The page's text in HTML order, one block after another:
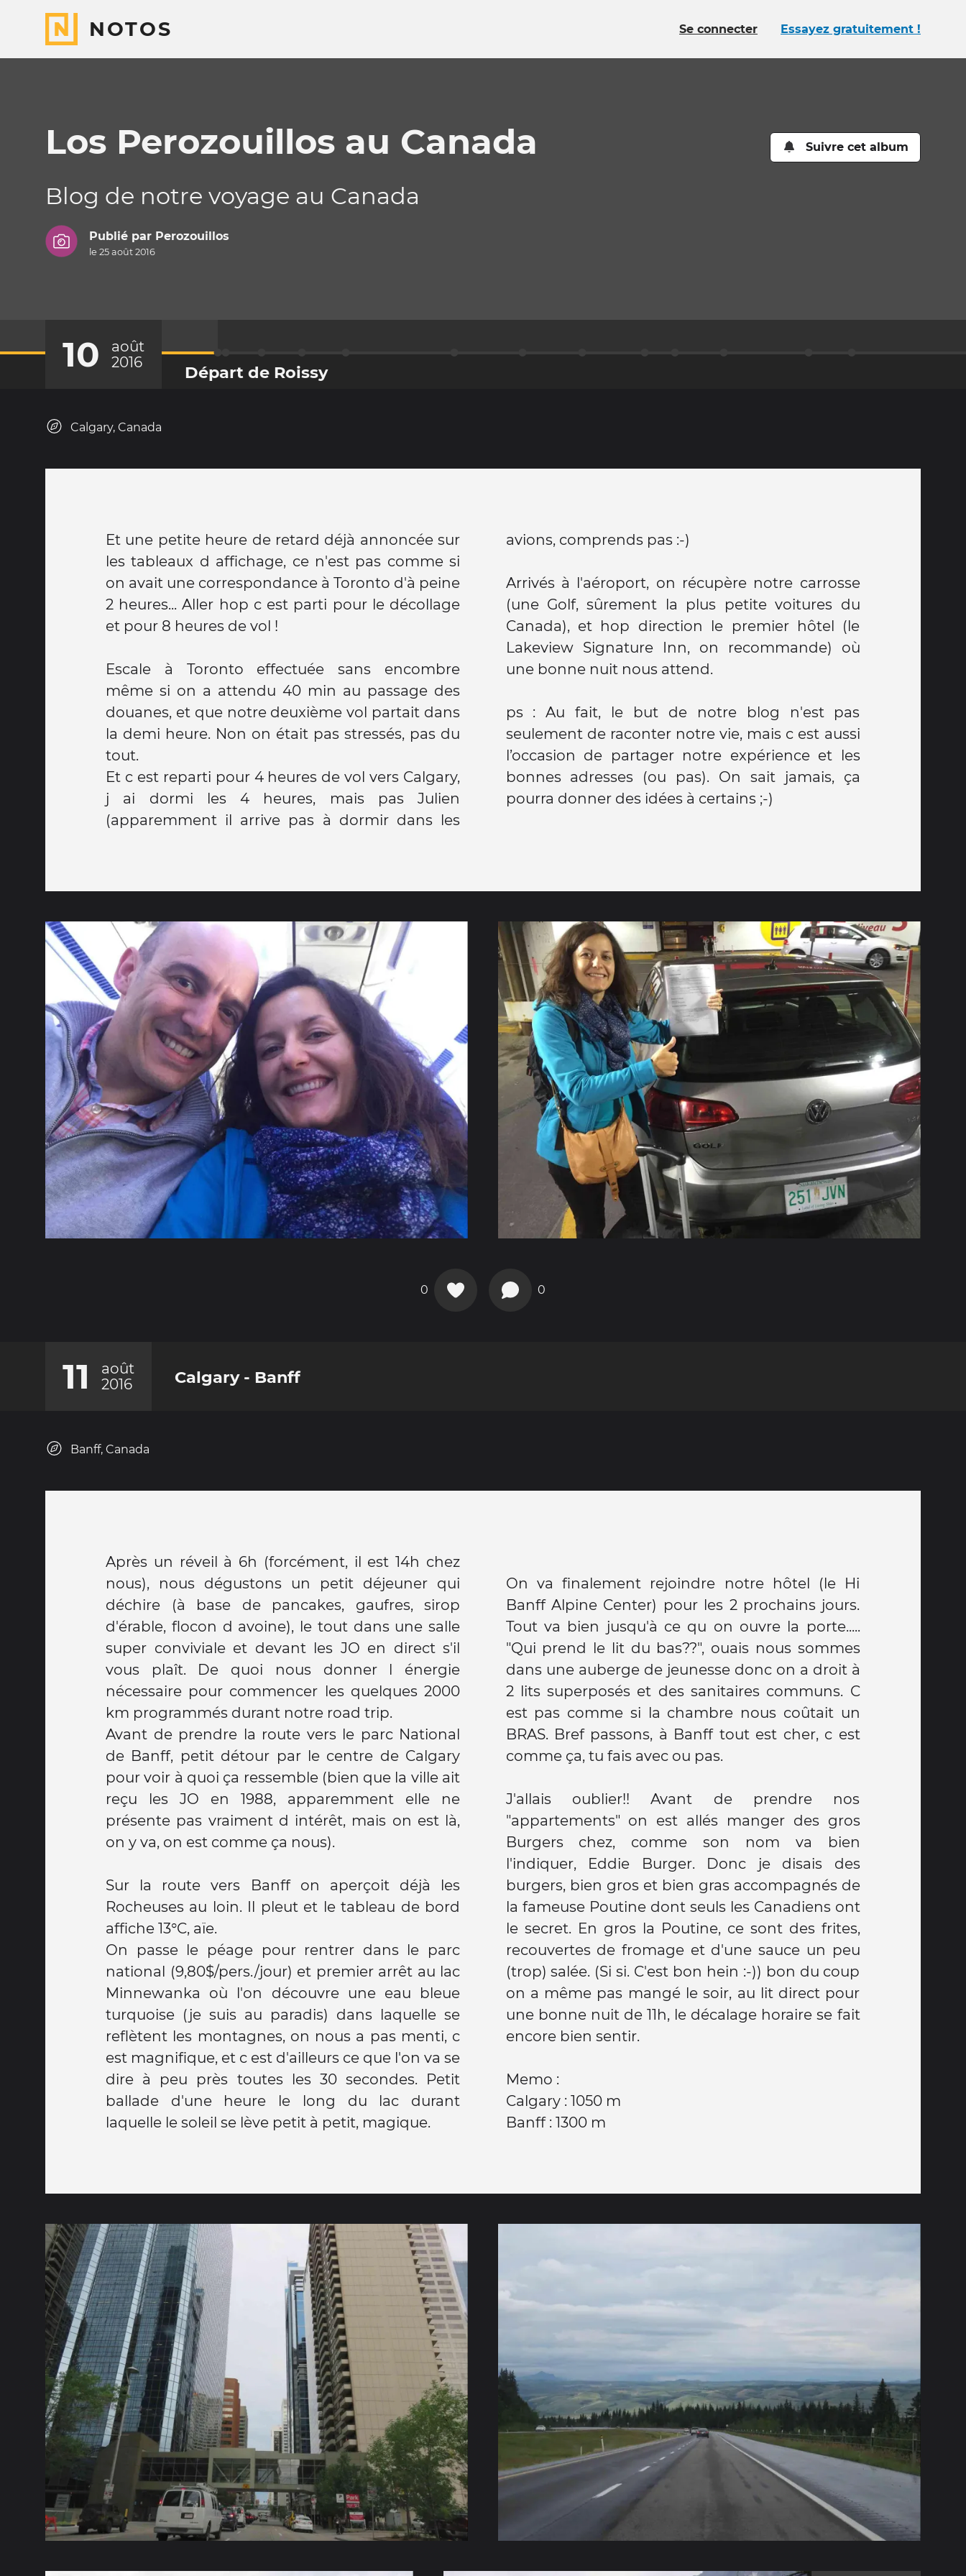
NOTOS Se connecter Essayez gratuitement !
Los Perozouillos au Canada Suivre cet album
Blog de notre voyage au Canada
Publié par Perozouillos
le 25 août 2016
10
août
2016
Départ de Roissy
Calgary, Canada
Et une petite heure de retard déjà annoncée sur
les tableaux d affichage, ce n'est pas comme si
on avait une correspondance à Toronto d'à peine
2 heures... Aller hop c est parti pour le décollage
et pour 8 heures de vol !
Escale à Toronto effectuée sans encombre
même si on a attendu 40 min au passage des
douanes, et que notre deuxième vol partait dans
la demi heure. Non on était pas stressés, pas du
tout.
Et c est reparti pour 4 heures de vol vers Calgary,
j ai dormi les 4 heures, mais pas Julien
(apparemment il arrive pas à dormir dans les
avions, comprends pas :-)
Arrivés à l'aéroport, on récupère notre carrosse
(une Golf, sûrement la plus petite voitures du
Canada), et hop direction le premier hôtel (le
Lakeview Signature Inn, on recommande) où
une bonne nuit nous attend.
ps : Au fait, le but de notre blog n'est pas
seulement de raconter notre vie, mais c est aussi
l’occasion de partager notre expérience et les
bonnes adresses (ou pas). On sait jamais, ça
pourra donner des idées à certains ;-)
0 0
11
août
2016
Calgary - Banff
Banff, Canada
Après un réveil à 6h (forcément, il est 14h chez
nous), nous dégustons un petit déjeuner qui
déchire (à base de pancakes, gaufres, sirop
d'érable, flocon d avoine), le tout dans une salle
super conviviale et devant les JO en direct s'il
vous plaît. De quoi nous donner l énergie
nécessaire pour commencer les quelques 2000
km programmés durant notre road trip.
Avant de prendre la route vers le parc National
de Banff, petit détour par le centre de Calgary
pour voir à quoi ça ressemble (bien que la ville ait
reçu les JO en 1988, apparemment elle ne
présente pas vraiment d intérêt, mais on est là,
on y va, on est comme ça nous).
Sur la route vers Banff on aperçoit déjà les
Rocheuses au loin. Il pleut et le tableau de bord
affiche 13°C, aïe.
On passe le péage pour rentrer dans le parc
national (9,80$/pers./jour) et premier arrêt au lac
Minnewanka où l'on découvre une eau bleue
turquoise (je suis au paradis) dans laquelle se
reflètent les montagnes, on nous a pas menti, c
est magnifique, et c est d'ailleurs ce que l'on va se
dire à peu près toutes les 30 secondes. Petit
ballade d'une heure le long du lac durant
laquelle le soleil se lève petit à petit, magique.
On va finalement rejoindre notre hôtel (le Hi
Banff Alpine Center) pour les 2 prochains jours.
Tout va bien jusqu'à ce qu on ouvre la porte.....
"Qui prend le lit du bas??", ouais nous sommes
dans une auberge de jeunesse donc on a droit à
2 lits superposés et des sanitaires communs. C
est pas comme si la chambre nous coûtait un
BRAS. Bref passons, à Banff tout est cher, c est
comme ça, tu fais avec ou pas.
J'allais oublier!! Avant de prendre nos
"appartements" on est allés manger des gros
Burgers chez, comme son nom va bien
l'indiquer, Eddie Burger. Donc je disais des
burgers, bien gros et bien gras accompagnés de
la fameuse Poutine dont seuls les Canadiens ont
le secret. En gros la Poutine, ce sont des frites,
recouvertes de fromage et d'une sauce un peu
(trop) salée. (Si si. C'est bon hein :-)) bon du coup
on a même pas mangé le soir, au lit direct pour
une bonne nuit de 11h, le décalage horaire se fait
encore bien sentir.
Memo :
Calgary : 1050 m
Banff : 1300 m